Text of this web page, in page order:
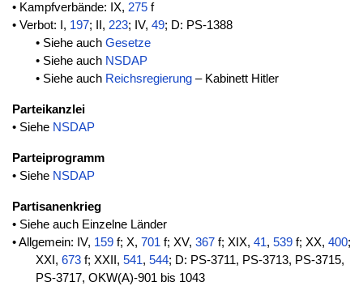
• Kampfverbände: IX, 275f
• Verbot: I, 197; II, 223; IV, 49; D: PS-1388
• Siehe auch Gesetze
• Siehe auch NSDAP
• Siehe auch Reichsregierung– Kabinett Hitler
Parteikanzlei
• Siehe NSDAP
Parteiprogramm
• Siehe NSDAP
Partisanenkrieg
• Siehe auch Einzelne Länder
• Allgemein: IV, 159f; X, 701f; XV, 367f; XIX, 41, 539f; XX, 400;
XXI, 673f; XXII, 541, 544; D: PS-3711, PS-3713, PS-3715,
PS-3717, OKW(A)-901 bis 1043